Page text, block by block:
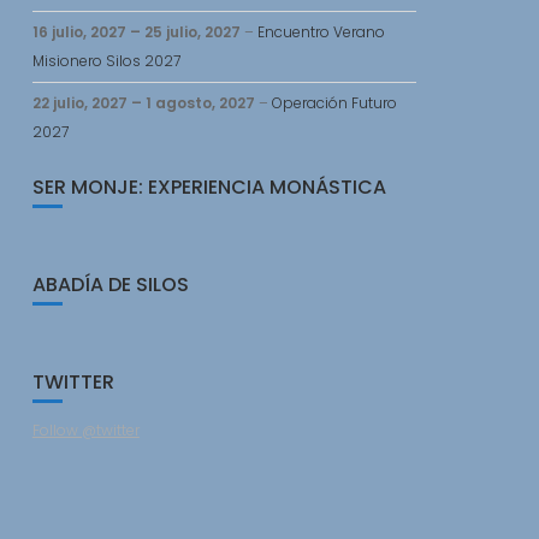
16 julio, 2027 – 25 julio, 2027 – Encuentro Verano
Misionero Silos 2027
22 julio, 2027 – 1 agosto, 2027 – Operación Futuro
2027
SER MONJE: EXPERIENCIA MONÁSTICA
ABADÍA DE SILOS
TWITTER
Follow @twitter